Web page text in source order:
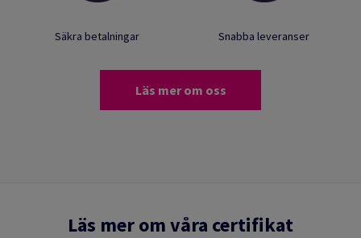
Säkra betalningar Snabba leveranser
Läs mer om oss
Läs mer om våra certifikat